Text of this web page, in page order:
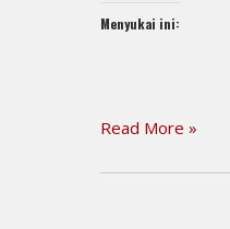
Menyukai ini:
Read More »